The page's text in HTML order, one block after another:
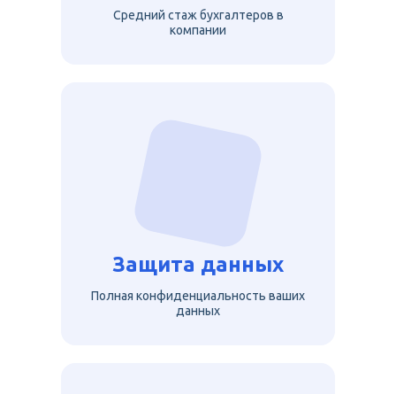
Средний стаж бухгалтеров в
компании
Защита данных
Полная конфиденциальность ваших
данных